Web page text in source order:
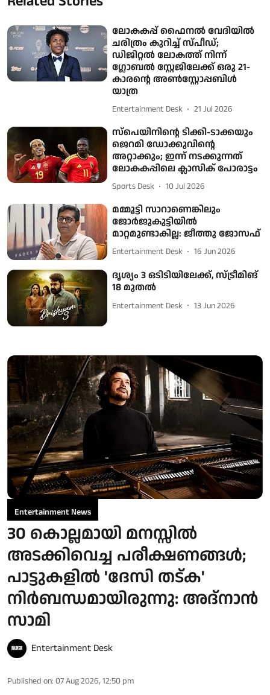
ലോകകപ്പ് ഫൈനൽ വേദിയിൽ
ചരിത്രം കുറിച്ച് സ്പീഡ്;
ഡിജിറ്റൽ ലോകത്ത് നിന്ന്
ഗ്ലോബൽ സ്റ്റേജിലേക്ക് ഒരു 21-
കാരന്റെ അൺസ്റ്റോപ്പബിൾ
യാത്ര
Entertainment Desk 21 Jul 2026
സ്പെയിനിന്റെ ടിക്കി-ടാക്കയും
ജെറമി ഡോക്കുവിന്റെ
അറ്റാക്കും; ഇന്ന് നടക്കുന്നത്
ലോകകപ്പിലെ ക്ലാസിക് പോരാട്ടം
Sports Desk 10 Jul 2026
മമ്മൂട്ടി സാറാണെങ്കിലും
ജോർജുകുട്ടിയിൽ
മാറ്റമുണ്ടാകില്ല: ജീത്തു ജോസഫ്
Entertainment Desk 16 Jun 2026
ദൃശ്യം 3 ഒടിടിയിലേക്ക്, സ്ട്രീമിങ്
18 മുതല്‍
Entertainment Desk 13 Jun 2026
Entertainment News
30 കൊല്ലമായി മനസ്സിൽ
അടക്കിവെച്ച പരീക്ഷണങ്ങൾ;
പാട്ടുകളിൽ 'ദേസി തട്ക'
നിർബന്ധമായിരുന്നു: അദ്നാൻ
സാമി
Entertainment Desk
Published on: 07 Aug 2026, 12:50 pm